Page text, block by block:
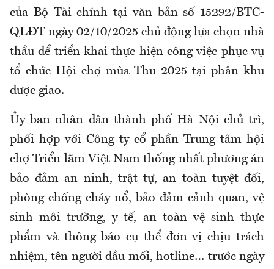
của Bộ Tài chính tại văn bản số 15292/BTC-
QLĐT ngày 02/10/2025 chủ động lựa chọn nhà
thầu để triển khai thực hiện công việc phục vụ
tổ chức Hội chợ mùa Thu 2025 tại phân khu
được giao.
Ủy ban nhân dân thành phố Hà Nội chủ trì,
phối hợp với Công ty cổ phần Trung tâm hội
chợ Triển lãm Việt Nam thống nhất phương án
bảo đảm an ninh, trật tự, an toàn tuyệt đối,
phòng chống cháy nổ, bảo đảm cảnh quan, vệ
sinh môi trường, y tế, an toàn vệ sinh thực
phẩm và thông báo cụ thể đơn vị chịu trách
nhiệm, tên người đầu mối, hotline… trước ngày